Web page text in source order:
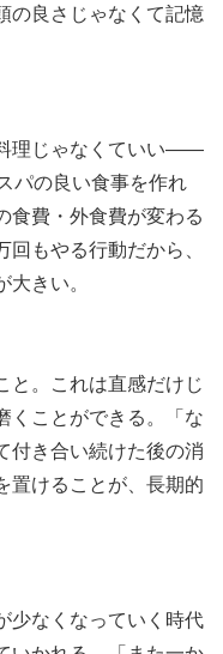
の良さじゃなくて記憶
理じゃなくていい——
パの良い食事を作れ
食費・外食費が変わる
もやる行動だから、
きい。
と。これは直感だけじ
くことができる。「な
付き合い続けた後の消
置けることが、長期的
少なくなっていく時代